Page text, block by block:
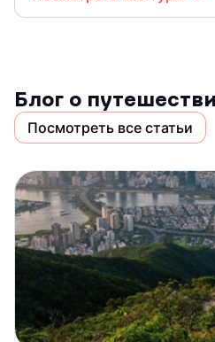
Блог о
Посмотреть все статьи